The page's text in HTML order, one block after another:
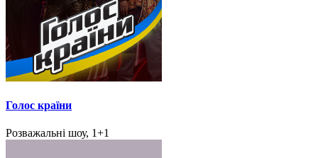
Голос країни
Розважальні шоу, 1+1